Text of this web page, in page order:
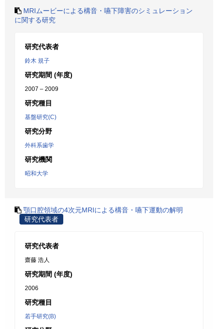
MRIムービーによる構音・嚥下障害のシミュレーション
に関する研究
研究代表者
鈴木 規子
研究期間 (年度)
2007 – 2009
研究種目
基盤研究(C)
研究分野
外科系歯学
研究機関
昭和大学
顎口腔領域の4次元MRIによる構音・嚥下運動の解明
研究代表者
研究代表者
齋藤 浩人
研究期間 (年度)
2006
研究種目
若手研究(B)